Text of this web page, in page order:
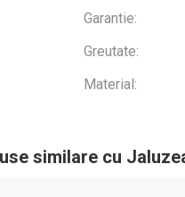
Garantie:
Greutate:
Material:
similare cu